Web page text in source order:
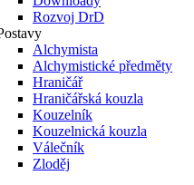
Rozvoj DrD
Alchymista
Alchymistické předměty
Hraničář
Hraničářská kouzla
Kouzelník
Kouzelnická kouzla
Válečník
Zloděj